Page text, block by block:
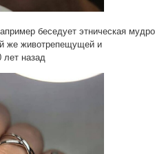
беседует этническая
же животрепещущей и
лет назад